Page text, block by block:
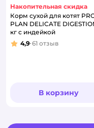
Накопительная скидка
Корм сухой для котят
PLAN DELICATE
кг с индейкой
Рейтинг:
4,9 61 отзыв
В корзину